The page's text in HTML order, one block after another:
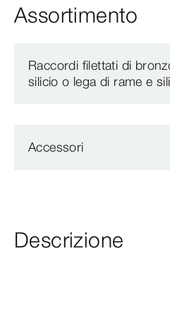
Assortimento
Raccordi filettati di
silicio o lega di rame e
Accessori
Descrizione